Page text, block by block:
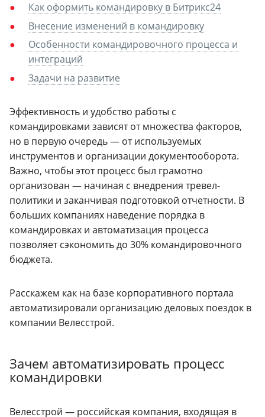
Как оформить командировку в Битрикс24
Внесение изменений в командировку
Особенности командировочного процесса и
интеграций
Задачи на развитие
Эффективность и удобство работы с
командировками зависят от множества факторов,
но в первую очередь — от используемых
инструментов и организации документооборота.
Важно, чтобы этот процесс был грамотно
организован — начиная с внедрения тревел-
политики и заканчивая подготовкой отчетности. В
больших компаниях наведение порядка в
командировках и автоматизация процесса
позволяет сэкономить до 30% командировочного
бюджета.
Расскажем как на базе корпоративного портала
автоматизировали организацию деловых поездок в
компании Велесстрой.
Зачем автоматизировать процесс
командировки
Велесстрой — российская компания, входящая в